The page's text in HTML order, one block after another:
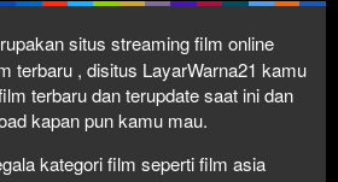
situs streaming film online
terbaru , disitus LayarWarna21 kamu
terbaru dan terupdate saat ini dan
kapan pun kamu mau.
kategori film seperti film asia